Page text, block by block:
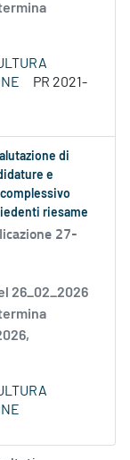
PR 2021-
di
e
riesame
27-
26_02_2026